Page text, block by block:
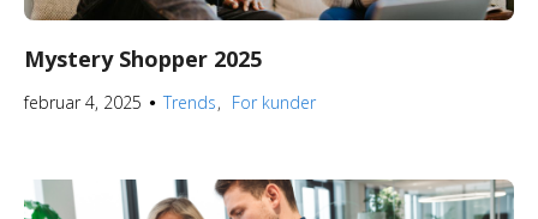
Mystery Shopper 2025
februar 4, 2025 ● Trends For kunder